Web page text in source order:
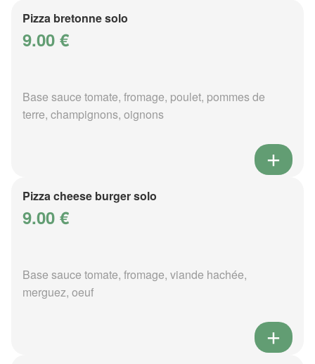
Pizza bretonne solo
9.00 €
Base sauce tomate, fromage, poulet, pommes de
terre, champignons, oignons
Pizza cheese burger solo
9.00 €
Base sauce tomate, fromage, viande hachée,
merguez, oeuf